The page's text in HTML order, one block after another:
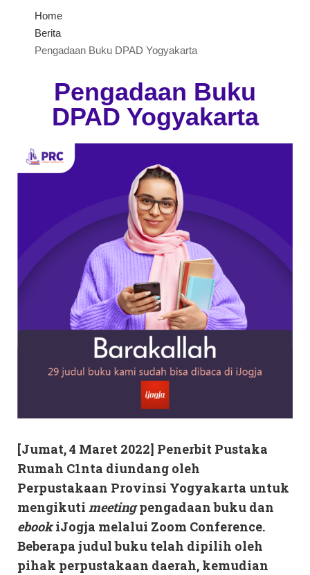
Home
Berita
Pengadaan Buku DPAD Yogyakarta
Pengadaan Buku
DPAD Yogyakarta
[Jumat, 4 Maret 2022] Penerbit Pustaka
Rumah C1nta diundang oleh
Perpustakaan Provinsi Yogyakarta untuk
mengikuti meetingpengadaan buku dan
ebookiJogja melalui Zoom Conference.
Beberapa judul buku telah dipilih oleh
pihak perpustakaan daerah, kemudian